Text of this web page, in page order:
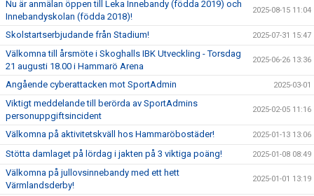
Nu är anmälan öppen till Leka Innebandy (födda 2019) och
Innebandyskolan (födda 2018)!
2025-08-15 11:04
Skolstartserbjudande från Stadium! 2025-07-31 15:47
Välkomna till årsmöte i Skoghalls IBK Utveckling - Torsdag
21 augusti 18.00 i Hammarö Arena
2025-06-26 13:36
Angående cyberattacken mot SportAdmin 2025-03-01
Viktigt meddelande till berörda av SportAdmins
personuppgiftsincident
2025-02-05 11:16
Välkomna på aktivitetskväll hos Hammaröbostäder! 2025-01-13 13:06
Stötta damlaget på lördag i jakten på 3 viktiga poäng! 2025-01-08 08:49
Välkomna på jullovsinnebandy med ett hett
Värmlandsderby!
2025-01-01 13:19